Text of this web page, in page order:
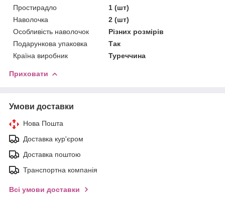
Простирадло
1 (шт)
Наволочка
2 (шт)
Особливість наволочок
Різних розмірів
Подарункова упаковка
Так
Країна виробник
Туреччина
Приховати
Умови доставки
Нова Пошта
Доставка кур'єром
Доставка поштою
Транспортна компанія
Всі умови доставки